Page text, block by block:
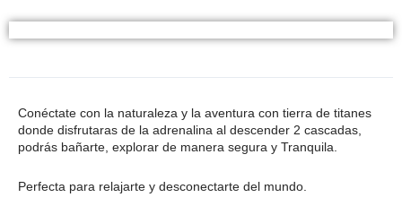
Conéctate con la naturaleza y la aventura con tierra de titanes
donde disfrutaras de la adrenalina al descender 2 cascadas,
podrás bañarte, explorar de manera segura y Tranquila.
Perfecta para relajarte y desconectarte del mundo.